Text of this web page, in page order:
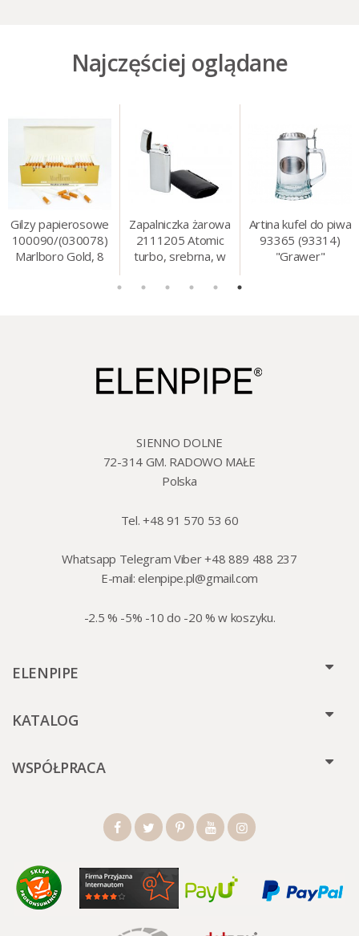
Najczęściej oglądane
Gilzy papierosowe
100090/(030078)
Marlboro Gold, 8
Zapalniczka żarowa
2111205 Atomic
turbo, srebrna, w
Artina kufel do piwa
93365 (93314)
"Grawer"
SIENNO DOLNE
72-314 GM. RADOWO MAŁE
Polska
Tel. +48 91 570 53 60
Whatsapp Telegram Viber +48 889 488 237
E-mail:elenpipe.pl@gmail.com
-2.5 % -5% -10 do -20 % w koszyku.
ELENPIPE
KATALOG
WSPÓŁPRACA